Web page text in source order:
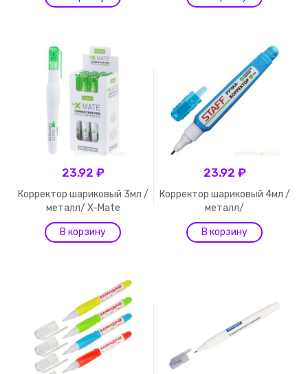
23.92 ₽
Корректор шариковый 3мл /
металл/ X-Mate
23.92 ₽
Корректор шариковый 4мл /
металл/